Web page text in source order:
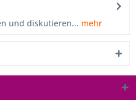
und diskutieren... mehr